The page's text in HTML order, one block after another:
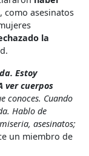
, como asesinatos
la
Estoy
ver cuerpos
conoces. Cuando
Hablo de
asesinatos;
un miembro de